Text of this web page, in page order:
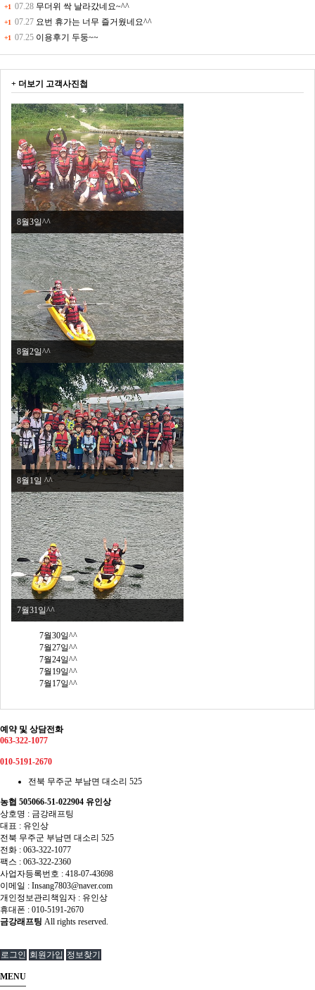
+1 07.28 무더위 싹 날라갔네요~^^
+1 07.27 요번 휴가는 너무 즐거웠네요^^
+1 07.25 이용후기 두둥~~
+ 더보기 고객사진첩
8월3일^^
8월2일^^
8월1일 ^^
7월31일^^
7월30일^^
7월27일^^
7월24일^^
7월19일^^
7월17일^^
예약 및 상담전화
063-322-1077
010-5191-2670
전북 무주군 부남면 대소리 525
농협 505066-51-022904 유인상
상호명 : 금강래프팅
대표 : 유인상
전북 무주군 부남면 대소리 525
전화 : 063-322-1077
팩스 : 063-322-2360
사업자등록번호 : 418-07-43698
이메일 : Insang7803@naver.com
개인정보관리책임자 : 유인상
휴대폰 : 010-5191-2670
금강래프팅 All rights reserved.
로그인 회원가입 정보찾기
MENU